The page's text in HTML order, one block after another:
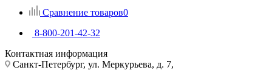
Сравнение товаров0
8-800-201-42-32
Контактная информация
Санкт-Петербург, ул. Меркурьева, д. 7,